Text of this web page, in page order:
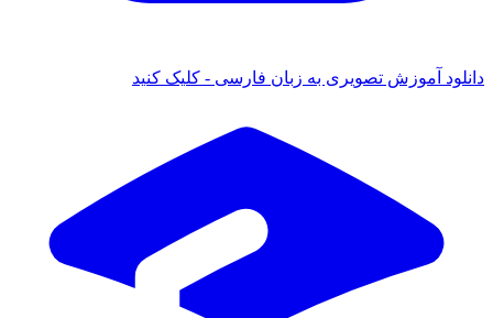
دانلود آموزش تصویری به زبان فارسی - کلیک کنید